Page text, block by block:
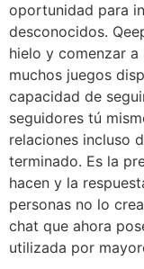
oportunidad para
desconocidos.
hielo y comenzar
muchos juegos
capacidad de
seguidores tú
relaciones incluso
terminado. Es la
hacen y la
personas no lo
chat que ahora
utilizada por